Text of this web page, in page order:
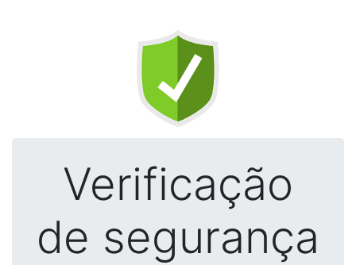
Verificação
de segurança